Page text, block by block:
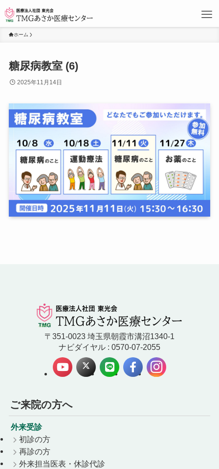
ホーム
糖尿病教室 (6)
2025年11月14日
〒351-0023 埼玉県朝霞市溝沼1340-1
ナビダイヤル : 0570-07-2055
ご来院の方へ
外来受診
初診の方
再診の方
外来担当医表・休診代診